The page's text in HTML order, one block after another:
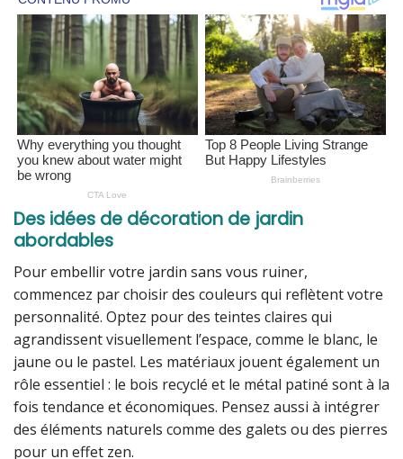
Des idées de décoration de jardin
abordables
Pour embellir votre jardin sans vous ruiner,
commencez par choisir des couleurs qui reflètent votre
personnalité. Optez pour des teintes claires qui
agrandissent visuellement l’espace, comme le blanc, le
jaune ou le pastel. Les matériaux jouent également un
rôle essentiel : le bois recyclé et le métal patiné sont à la
fois tendance et économiques. Pensez aussi à intégrer
des éléments naturels comme des galets ou des pierres
pour un effet zen.